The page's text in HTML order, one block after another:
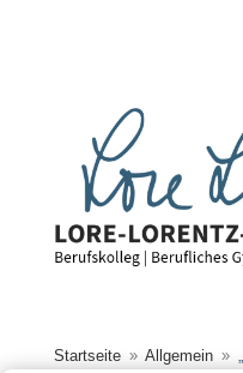
Startseite 9 Allgemein 9